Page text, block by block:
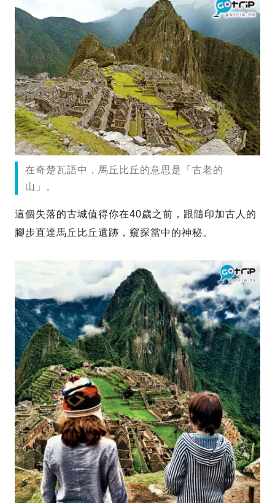
在奇楚瓦語中，馬丘比丘的意思是「古老的
山」。
這個失落的古城值得你在40歲之前，跟隨印加古人的
腳步直達馬丘比丘遺跡，窺探當中的神秘。